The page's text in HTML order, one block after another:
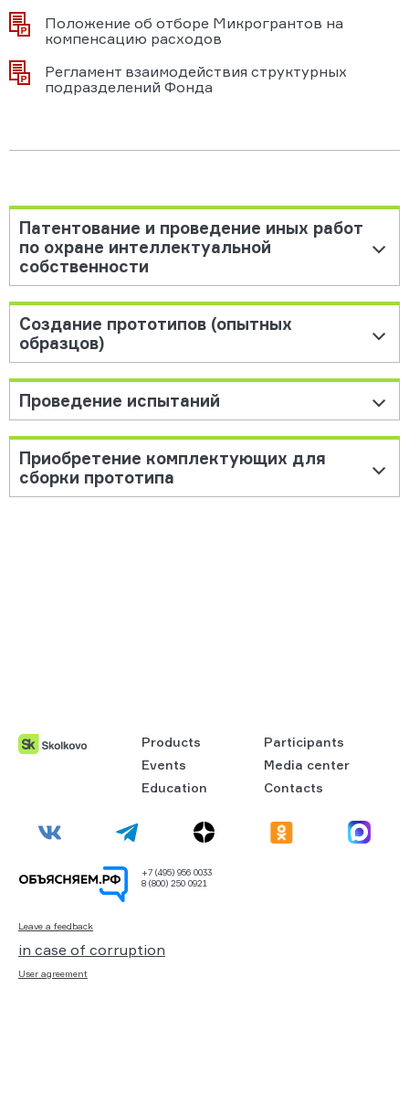
Положение об отборе Микрогрантов на
компенсацию расходов
Регламент взаимодействия структурных
подразделений Фонда
Патентование и проведение иных работ
по охране интеллектуальной
собственности
Создание прототипов (опытных
образцов)
Проведение испытаний
Приобретение комплектующих для
сборки прототипа
Products
Participants
Events
Media center
Education
Contacts
+7 (495) 956 0033
8 (800) 250 0921
Leave a feedback
in case of corruption
User agreement